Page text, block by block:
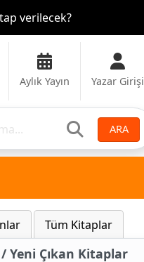
verilecek?
Aylık Yayın Yazar Girişi
ARA
Tüm Kitaplar
Yeni Çıkan Kitaplar